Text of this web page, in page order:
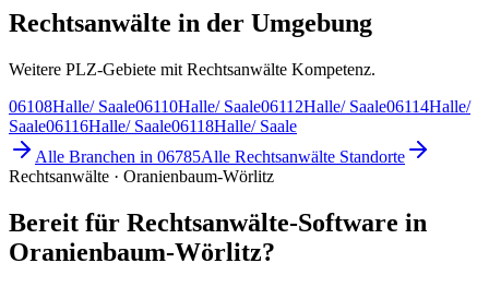
Rechtsanwälte in der Umgebung
Weitere PLZ-Gebiete mit Rechtsanwälte Kompetenz.
06108Halle/ Saale06110Halle/ Saale06112Halle/ Saale06114Halle/
Saale06116Halle/ Saale06118Halle/ Saale
Alle Branchen in 06785Alle Rechtsanwälte Standorte
Rechtsanwälte · Oranienbaum-Wörlitz
Bereit für Rechtsanwälte-Software in
Oranienbaum-Wörlitz?